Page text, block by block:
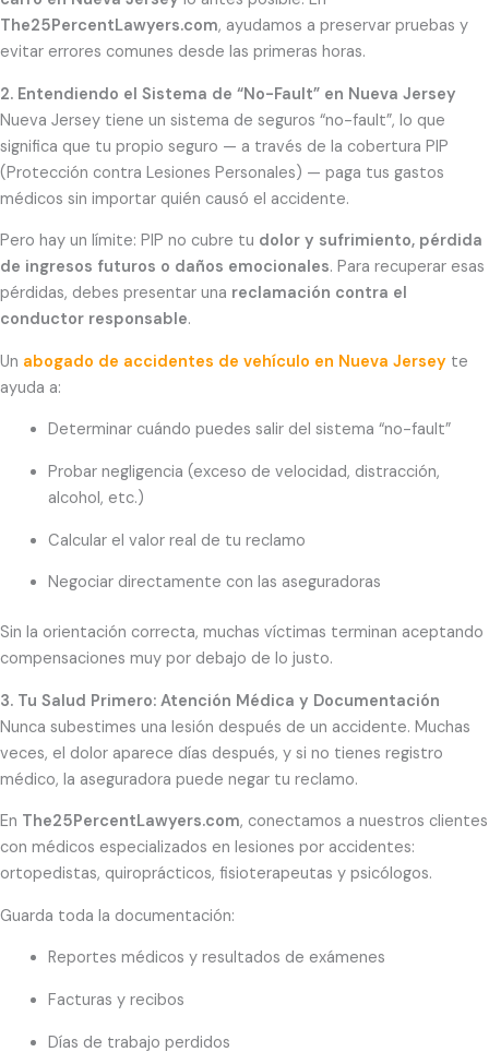
The25PercentLawyers.com, ayudamos a preservar pruebas y
evitar errores comunes desde las primeras horas.
2. Entendiendo el Sistema de “No-Fault” en Nueva Jersey
Nueva Jersey tiene un sistema de seguros “no-fault”, lo que
significa que tu propio seguro — a través de la cobertura PIP
(Protección contra Lesiones Personales) — paga tus gastos
médicos sin importar quién causó el accidente.
Pero hay un límite: PIP no cubre tu dolor y sufrimiento, pérdida
de ingresos futuros o daños emocionales. Para recuperar esas
pérdidas, debes presentar una reclamación contra el
conductor responsable.
Un abogado de accidentes de vehículo en Nueva Jersey te
ayuda a:
Determinar cuándo puedes salir del sistema “no-fault”
Probar negligencia (exceso de velocidad, distracción,
alcohol, etc.)
Calcular el valor real de tu reclamo
Negociar directamente con las aseguradoras
Sin la orientación correcta, muchas víctimas terminan aceptando
compensaciones muy por debajo de lo justo.
3. Tu Salud Primero: Atención Médica y Documentación
Nunca subestimes una lesión después de un accidente. Muchas
veces, el dolor aparece días después, y si no tienes registro
médico, la aseguradora puede negar tu reclamo.
En The25PercentLawyers.com, conectamos a nuestros clientes
con médicos especializados en lesiones por accidentes:
ortopedistas, quiroprácticos, fisioterapeutas y psicólogos.
Guarda toda la documentación:
Reportes médicos y resultados de exámenes
Facturas y recibos
Días de trabajo perdidos